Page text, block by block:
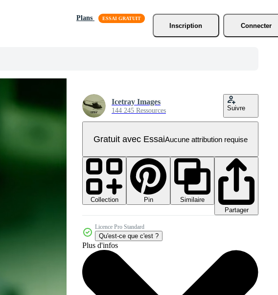
Plans
Inscription
Connecter
Icetray Images
144 245 Ressources Suivre
Gratuit avec EssaiAucune attribution requise
Collection Pin
Similaire
Partager
Licence Pro Standard
Qu'est-ce que c'est ?
Plus d'infos